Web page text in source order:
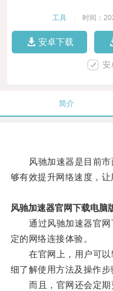
工具 时间：
安卓下载
安
简介
风驰加速器是目前市
够有效提升网络速度，让
风驰加速器官网下载电脑
通过风驰加速器官网
定的网络连接体验。
在官网上，用户可以
细了解使用方法及操作步
而且，官网还会定期